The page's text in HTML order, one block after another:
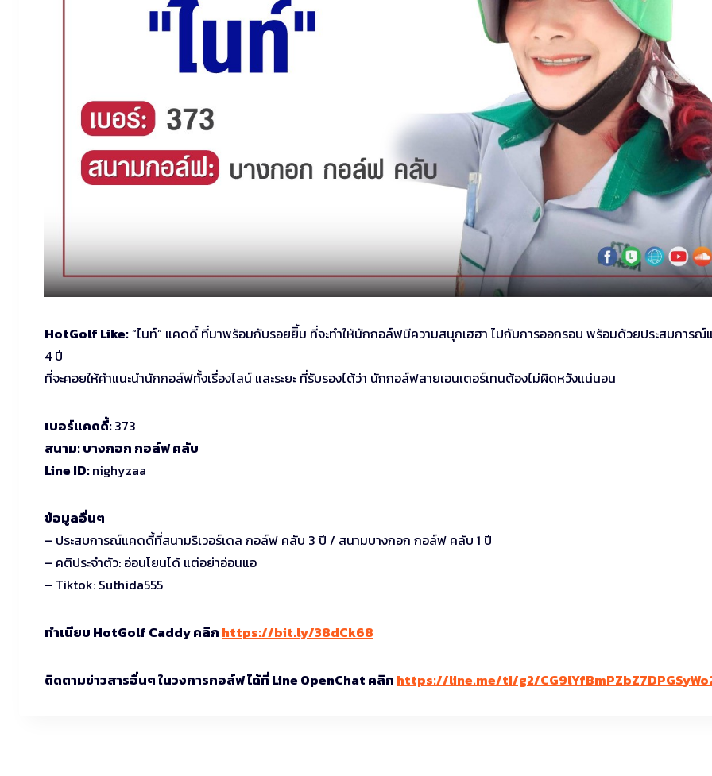
HotGolf Like:“ไนท์” แคดดี้ ที่มาพร้อมกับรอยยิิ้ม ที่จะทำให้นักกอล์ฟมีความสนุกเฮฮา ไปกับการออกรอบ พร้อมด้วยประสบการ
4 ปี
ที่จะคอยให้คำแนะนำนักกอล์ฟทั้งเรื่องไลน์ และระยะ ที่รับรองได้ว่า นักกอล์ฟสายเอนเตอร์เทนต้องไม่ผิดหวังแน่นอน
เบอร์แคดดี้:373
สนาม: บางกอก กอล์ฟ คลับ
Line ID:nighyzaa
ข้อมูลอื่นๆ
– ประสบการณ์แคดดี้ที่สนามริเวอร์เดล กอล์ฟ คลับ 3 ปี / สนามบางกอก กอล์ฟ คลับ 1 ปี
– คติประจำตัว: อ่อนโยนได้ แต่อย่าอ่อนแอ
– Tiktok: Suthida555
ทำเนียบ HotGolf Caddy คลิก https://bit.ly/38dCk68
ติดตามข่าวสารอื่นๆ ในวงการกอล์ฟ ได้ที่ Line OpenChat คลิก https://line.me/ti/g2/